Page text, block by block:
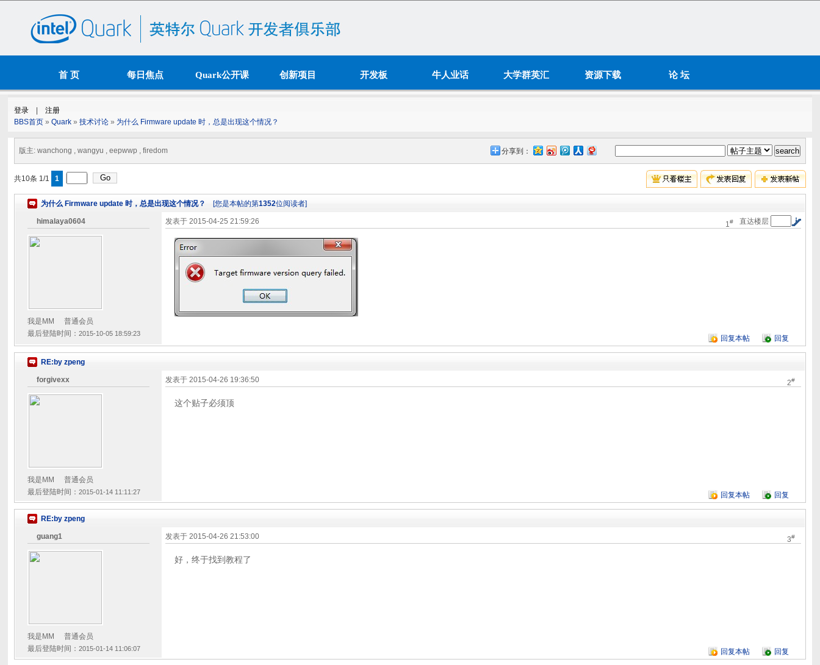
首 页 每日焦点 Quark公开课 创新项目 开发板 牛人业话 大学群英汇 资源下载 论 坛
BBS首页 »Quark »技术讨论 » 为什么 Firmware update 时，总是出现这个情况？
版主: wanchong , wangyu , eepwwp , firedom 分享到：
共10条 1/1 1
为什么 Firmware update 时，总是出现这个情况？ [您是本帖的第1352位阅读者]
himalaya0604
我是MM
普通会员
最后登陆时间：2015-10-05 18:59:23
直达楼层
1#
发表于2015-04-25 21:59:26
回复
回复本帖
RE:by zpeng
forgivexx
我是MM
普通会员
最后登陆时间：2015-01-14 11:11:27
2#
发表于2015-04-26 19:36:50
这个贴子必须顶
回复
回复本帖
RE:by zpeng
guang1
我是MM
普通会员
最后登陆时间：2015-01-14 11:06:07
3#
发表于2015-04-26 21:53:00
好，终于找到教程了
回复
回复本帖